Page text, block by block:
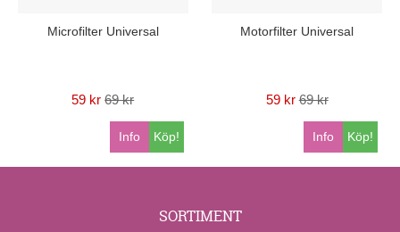
Microfilter Universal
59 kr 69 kr
Köp!
Info
Motorfilter Universal
59 kr 69 kr
Köp!
Info
SORTIMENT